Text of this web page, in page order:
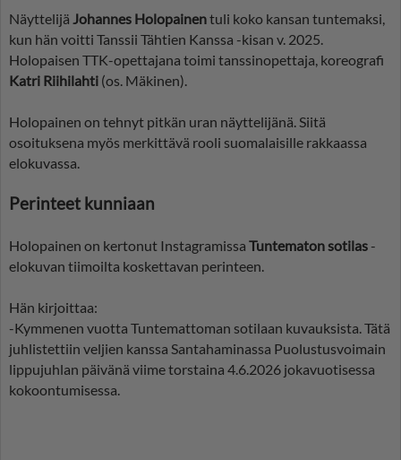
Näyttelijä Johannes Holopainentuli koko kansan tuntemaksi,
kun hän voitti Tanssii Tähtien Kanssa -kisan v. 2025.
Holopaisen TTK-opettajana toimi tanssinopettaja, koreografi
Katri Riihilahti (os. Mäkinen).
Holopainen on tehnyt pitkän uran näyttelijänä. Siitä
osoituksena myös merkittävä rooli suomalaisille rakkaassa
elokuvassa.
Perinteet kunniaan
Holopainen on kertonut Instagramissa Tuntematon sotilas -
elokuvan tiimoilta koskettavan perinteen.
Hän kirjoittaa:
-Kymmenen vuotta Tuntemattoman sotilaan kuvauksista. Tätä
juhlistettiin veljien kanssa Santahaminassa Puolustusvoimain
lippujuhlan päivänä viime torstaina 4.6.2026 jokavuotisessa
kokoontumisessa.